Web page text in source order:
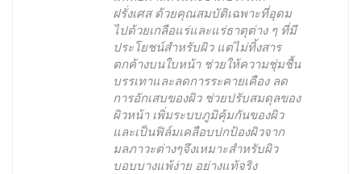
ฝรั่งเศส ด้วยคุณสมบัติเฉพาะที่อุดม
ไปด้วยเกลือแร่และแร่ธาตุต่าง ๆ ที่มี
ประโยชน์สำหรับผิว แต่ไม่ทิ้งสาร
ตกค้างบนใบหน้า ช่วยให้ความชุ่มชื้น
บรรเทาและลดการระคายเคือง ลด
การอักเสบของผิว ช่วยปรับสมดุลของ
ผิวหน้า เพิ่มระบบภูมิคุ้มกันของผิว
และเป็นฟิล์มเคลือบปกป้องผิวจาก
มลภาวะต่างๆจึงเหมาะสำหรับผิว
บอบบางแพ้ง่าย อย่างแท้จริง